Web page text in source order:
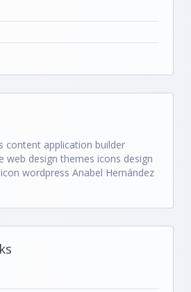
content application builder
web design themes icons design
icon wordpress Anabel Hernández